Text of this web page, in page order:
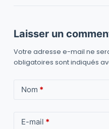
Laisser un
Votre adresse e-mail ne
obligatoires sont indiqués
Nom *
E-mail *